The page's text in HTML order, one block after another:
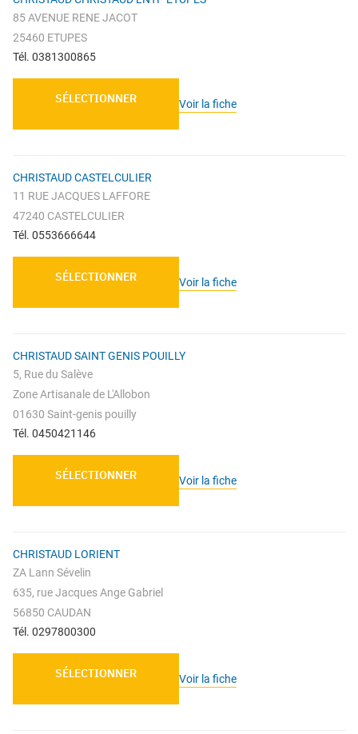
85 AVENUE RENE JACOT
25460 ETUPES
Tél. 0381300865
SÉLECTIONNER Voir la fiche
CHRISTAUD CASTELCULIER
11 RUE JACQUES LAFFORE
47240 CASTELCULIER
Tél. 0553666644
SÉLECTIONNER Voir la fiche
CHRISTAUD SAINT GENIS POUILLY
5, Rue du Salève
Zone Artisanale de L'Allobon
01630 Saint-genis pouilly
Tél. 0450421146
SÉLECTIONNER Voir la fiche
CHRISTAUD LORIENT
ZA Lann Sévelin
635, rue Jacques Ange Gabriel
56850 CAUDAN
Tél. 0297800300
SÉLECTIONNER Voir la fiche